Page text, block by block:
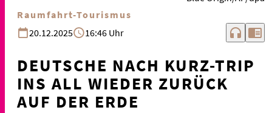
Raumfahrt-Tourismus
20.12.2025
16:46 Uhr headphones chrome_reader_mode
DEUTSCHE NACH KURZ-TRIP
INS ALL WIEDER ZURÜCK
AUF DER ERDE